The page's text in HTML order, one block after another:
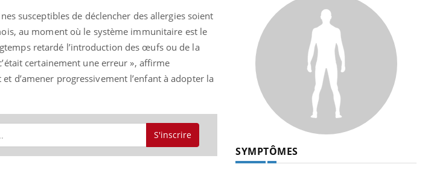
susceptibles de déclencher des allergies soient
au moment où le système immunitaire est le
retardé l’introduction des œufs ou de la
certainement une erreur », affirme
d’amener progressivement l’enfant à adopter la
S'inscrire
SYMPTÔMES